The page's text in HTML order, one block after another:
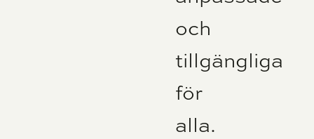
och
tillgängliga
för
alla.